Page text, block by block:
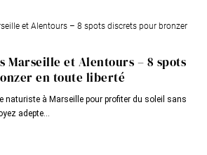
Marseille et Alentours – 8 spots
en toute liberté
naturiste à Marseille pour profiter du soleil sans
adepte...